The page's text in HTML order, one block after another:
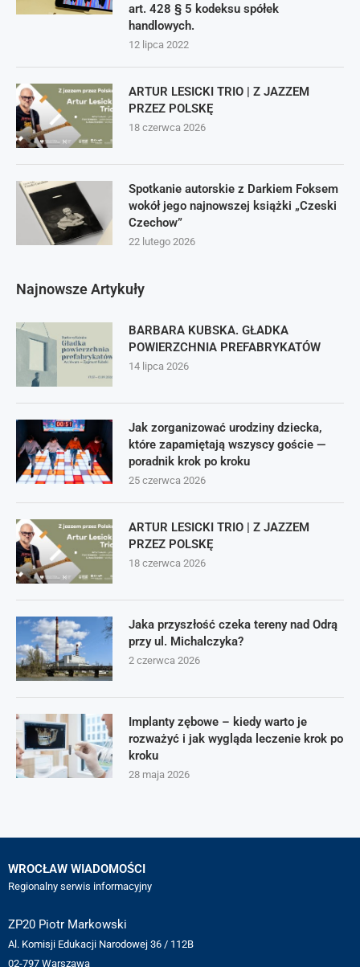
art. 428 § 5 kodeksu spółek
handlowych.
12 lipca 2022
ARTUR LESICKI TRIO | Z JAZZEM
PRZEZ POLSKĘ
18 czerwca 2026
Spotkanie autorskie z Darkiem Foksem
wokół jego najnowszej książki „Czeski
Czechow”
22 lutego 2026
Najnowsze Artykuły
BARBARA KUBSKA. GŁADKA
POWIERZCHNIA PREFABRYKATÓW
14 lipca 2026
Jak zorganizować urodziny dziecka,
które zapamiętają wszyscy goście —
poradnik krok po kroku
25 czerwca 2026
ARTUR LESICKI TRIO | Z JAZZEM
PRZEZ POLSKĘ
18 czerwca 2026
Jaka przyszłość czeka tereny nad Odrą
przy ul. Michalczyka?
2 czerwca 2026
Implanty zębowe – kiedy warto je
rozważyć i jak wygląda leczenie krok po
kroku
28 maja 2026
WROCŁAW WIADOMOŚCI
Regionalny serwis informacyjny
ZP20 Piotr Markowski
Al. Komisji Edukacji Narodowej 36 / 112B
02-797 Warszawa